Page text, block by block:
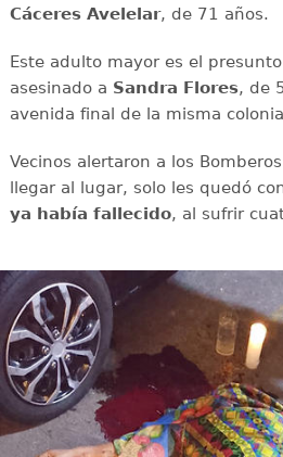
Cáceres Avelelar, de 71 años.
Este adulto mayor es el
asesinado a Sandra Flores, de
avenida final de la misma
Vecinos alertaron a los
llegar al lugar, solo les quedó
ya había fallecido, al sufrir